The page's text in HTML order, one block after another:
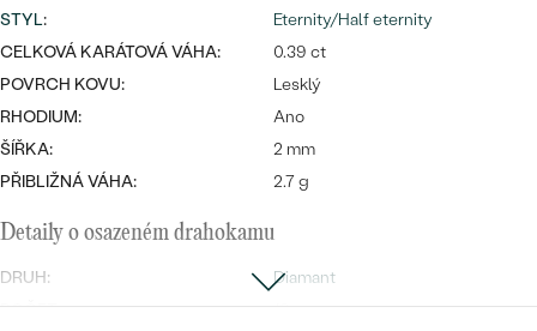
STYL:
Eternity/Half eternity
CELKOVÁ KARÁTOVÁ VÁHA:
0.39 ct
POVRCH KOVU:
Lesklý
RHODIUM:
Ano
ŠÍŘKA:
2 mm
PŘIBLIŽNÁ VÁHA:
2.7 g
Detaily o osazeném drahokamu
DRUH:
Diamant
POČET:
13